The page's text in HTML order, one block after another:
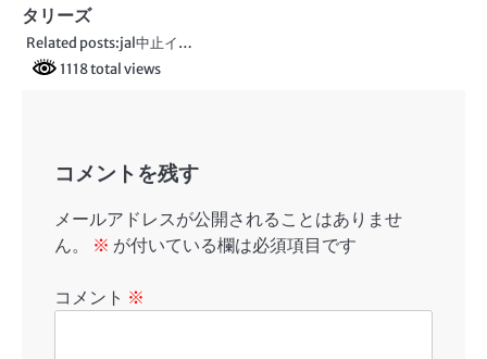
ン
タリーズ
Related posts:jal中止イ…
1118 total views
コメントを残す
メールアドレスが公開されることはありませ
ん。
※ が付いている欄は必須項目です
コメント ※